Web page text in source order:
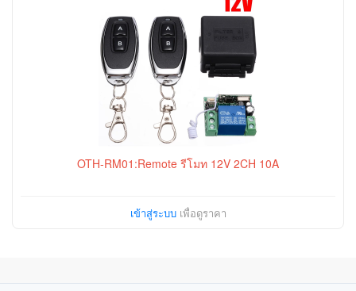
OTH-RM01:Remote รีโมท 12V 2CH 10A
เข้าสู่ระบบเพื่อดูราคา